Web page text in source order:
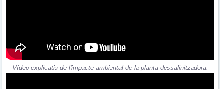
Vídeo explicatiu de l'impacte ambiental de la planta dessalinitzadora.